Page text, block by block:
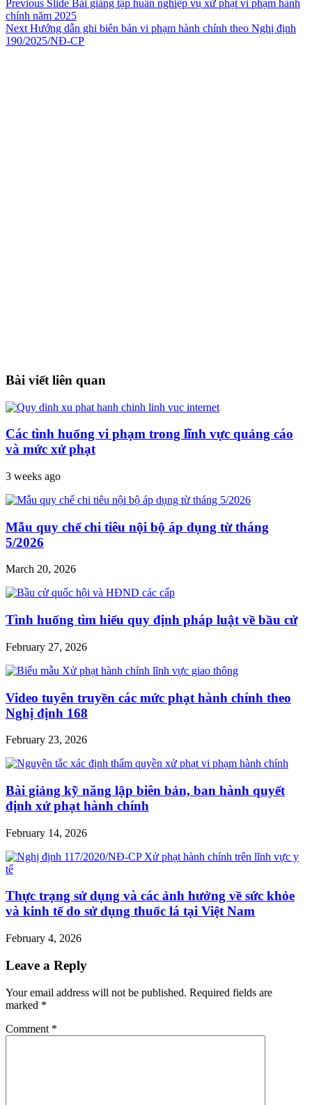
Previous Slide Bài giảng tập huấn nghiệp vụ xử phạt vi phạm hành
chính năm 2025
Next Hướng dẫn ghi biên bản vi phạm hành chính theo Nghị định
190/2025/NĐ-CP
Bài viết liên quan
Các tình huống vi phạm trong lĩnh vực quảng cáo
và mức xử phạt
3 weeks ago
Mẫu quy chế chi tiêu nội bộ áp dụng từ tháng
5/2026
March 20, 2026
Tình huống tìm hiểu quy định pháp luật về bầu cử
February 27, 2026
Video tuyên truyền các mức phạt hành chính theo
Nghị định 168
February 23, 2026
Bài giảng kỹ năng lập biên bản, ban hành quyết
định xử phạt hành chính
February 14, 2026
Thực trạng sử dụng và các ảnh hưởng về sức khỏe
và kinh tế do sử dụng thuốc lá tại Việt Nam
February 4, 2026
Leave a Reply
Your email address will not be published. Required fields are
marked *
Comment *